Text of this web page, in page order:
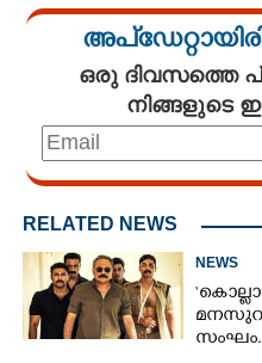
ഒരു ദിവസത്തെ
നിങ്ങളുടെ
RELATED NEWS
NEWS